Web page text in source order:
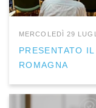
MERCOLEDÌ 29
PRESENTATO
ROMAGNA